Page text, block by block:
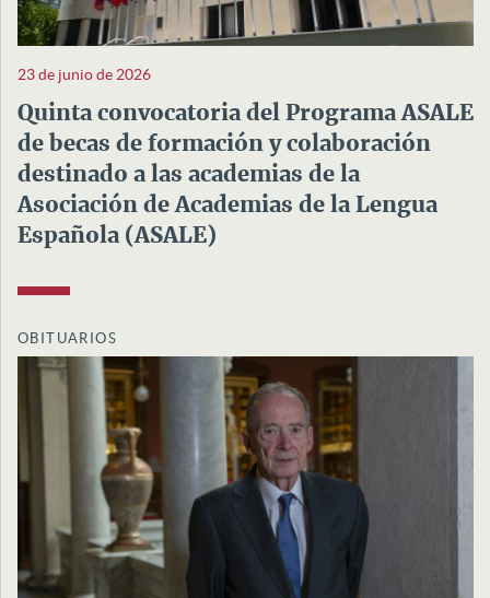
23 de junio de 2026
Quinta convocatoria del Programa ASALE
de becas de formación y colaboración
destinado a las academias de la
Asociación de Academias de la Lengua
Española (ASALE)
OBITUARIOS